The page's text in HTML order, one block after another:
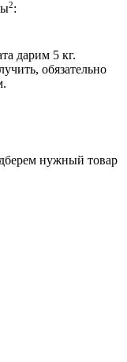
2:
дарим 5 кг.
обязательно
нужный товар